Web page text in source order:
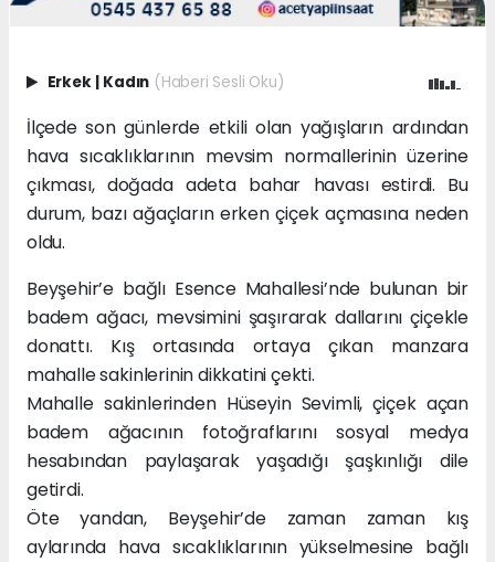
Erkek Kadın (Haberi Sesli Oku)
İlçede son günlerde etkili olan yağışların ardından
hava sıcaklıklarının mevsim normallerinin üzerine
çıkması, doğada adeta bahar havası estirdi. Bu
durum, bazı ağaçların erken çiçek açmasına neden
oldu.
Beyşehir’e bağlı Esence Mahallesi’nde bulunan bir
badem ağacı, mevsimini şaşırarak dallarını çiçekle
donattı. Kış ortasında ortaya çıkan manzara
mahalle sakinlerinin dikkatini çekti.
Mahalle sakinlerinden Hüseyin Sevimli, çiçek açan
badem ağacının fotoğraflarını sosyal medya
hesabından paylaşarak yaşadığı şaşkınlığı dile
getirdi.
Öte yandan, Beyşehir’de zaman zaman kış
aylarında hava sıcaklıklarının yükselmesine bağlı